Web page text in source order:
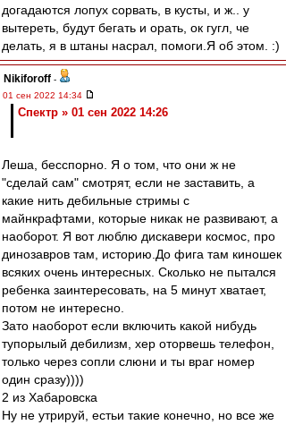
догадаются лопух сорвать, в кусты, и ж.. у
вытереть, будут бегать и орать, ок гугл, че
делать, я в штаны насрал, помоги.Я об этом. :)
Nikiforoff -
01 сен 2022 14:34
Спектр » 01 сен 2022 14:26
Леша, бесспорно. Я о том, что они ж не
"сделай сам" смотрят, если не заставить, а
какие нить дебильные стримы с
майнкрафтами, которые никак не развивают, а
наоборот. Я вот люблю дискавери космос, про
динозавров там, историю.До фига там киношек
всяких очень интересных. Сколько не пытался
ребенка заинтересовать, на 5 минут хватает,
потом не интересно.
Зато наоборот если включить какой нибудь
тупорылый дебилизм, хер оторвешь телефон,
только через сопли слюни и ты враг номер
один сразу))))
2 из Хабаровска
Ну не утрируй, естьи такие конечно, но все же